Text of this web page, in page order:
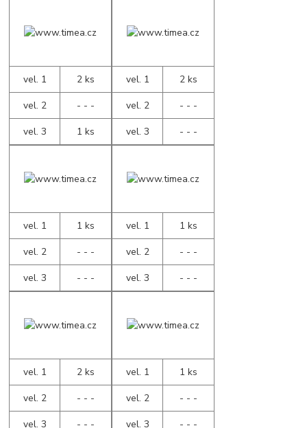
vel. 1
2 ks
vel. 2
- - -
vel. 3
1 ks
vel. 1
2 ks
vel. 2
- - -
vel. 3
- - -
vel. 1
1 ks
vel. 2
- - -
vel. 3
- - -
vel. 1
1 ks
vel. 2
- - -
vel. 3
- - -
vel. 1
2 ks
vel. 2
- - -
vel. 3
- - -
vel. 1
1 ks
vel. 2
- - -
vel. 3
- - -